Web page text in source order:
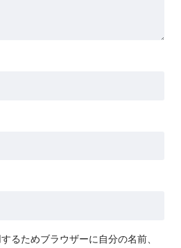
るためブラウザーに自分の名前、